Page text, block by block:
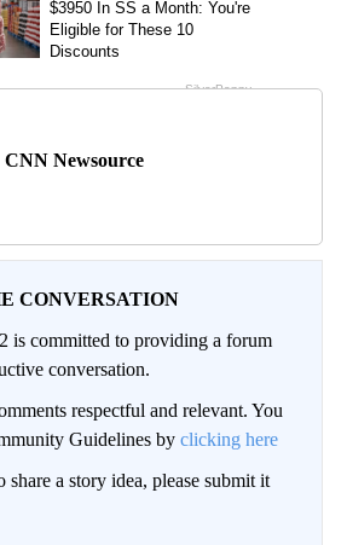
CNN Newsource
CONVERSATION
is committed to providing a forum
conversation.
respectful and relevant. You
Guidelines by clicking here
a story idea, please submit it